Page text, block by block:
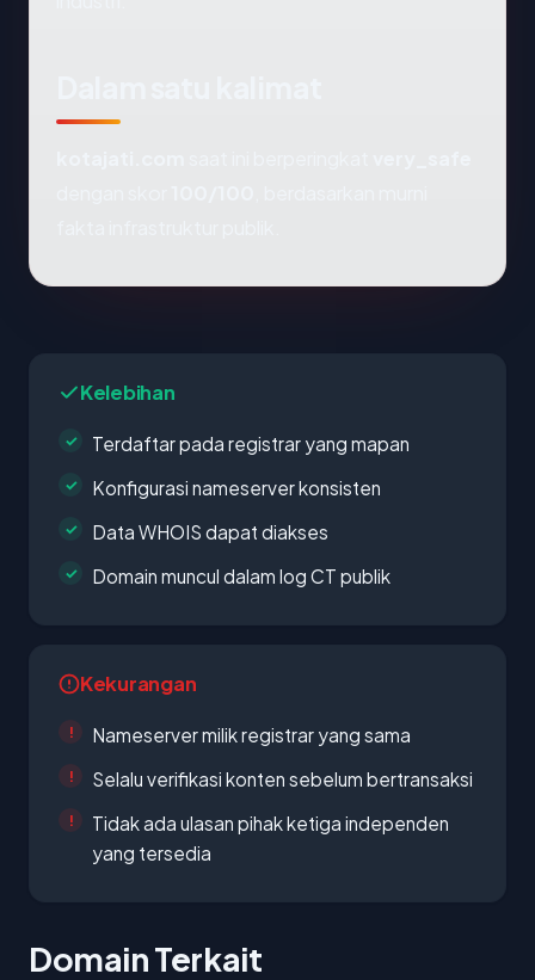
Kelebihan
Terdaftar pada registrar yang mapan
Konfigurasi nameserver konsisten
Data WHOIS dapat diakses
Domain muncul dalam log CT publik
Kekurangan
Nameserver milik registrar yang sama
Selalu verifikasi konten sebelum bertransaksi
Tidak ada ulasan pihak ketiga independen
yang tersedia
Domain Terkait